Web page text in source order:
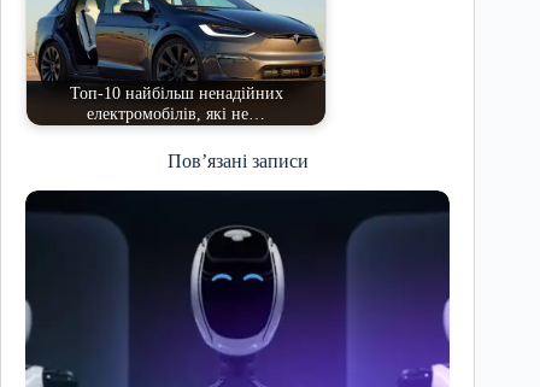
Топ-10 найбільш ненадійних
електромобілів, які не…
Пов’язані записи